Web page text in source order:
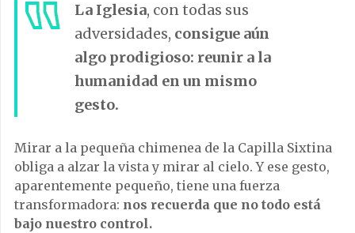
La Iglesia, con todas sus
adversidades, consigue aún
algo prodigioso: reunir a la
humanidad en un mismo
gesto.
Mirar a la pequeña chimenea de la Capilla Sixtina
obliga a alzar la vista y mirar al cielo. Y ese gesto,
aparentemente pequeño, tiene una fuerza
transformadora: nos recuerda que no todo está
bajo nuestro control.